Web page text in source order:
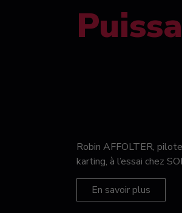
Robin AFFOLTER,
karting, à l’essai chez
En savoir plus